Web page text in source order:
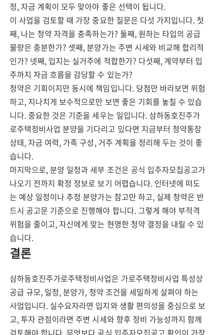
정, 자금 계획이 모두 맞아야 좋은 선택이 됩니다.
이 사업을 검토할 때 가장 중요한 질문은 다섯 가지입니다. 첫
째, 나는 청약 자격을 충족하는가? 둘째, 원하는 타입의 공급
물량은 충분한가? 셋째, 분양가는 주변 시세와 비교해 합리적
인가? 넷째, 입지는 실거주에 적합한가? 다섯째, 계약부터 입
주까지 자금 흐름을 감당할 수 있는가?
청약은 기회이지만 동시에 책임입니다. 당첨만 바라보면 위험
하고, 지나치게 보수적으로만 보면 좋은 기회를 놓칠 수 있습
니다. 중요한 것은 기준을 세우는 일입니다. 삼하동호진주가
로주택정비사업 분양을 기다리고 있다면 지금부터 청약통장
상태, 자금 여력, 가족 구성, 거주 계획을 정리해 두는 것이 좋
습니다.
마지막으로, 분양 일정과 세부 조건은 공식 입주자모집공고가
나오기 전까지 확정 정보로 보기 어렵습니다. 인터넷에 떠도
는 예상 일정이나 추정 분양가는 참고만 하고, 실제 청약은 반
드시 공고문 기준으로 진행해야 합니다. 그렇게 해야 부적격
위험을 줄이고, 자신에게 맞는 현명한 청약 결정을 내릴 수 있
습니다.
결론
삼하동호진주가로주택정비사업은 가로주택정비사업 특성상
공급 규모, 일정, 분양가, 청약 조건을 세밀하게 살펴야 하는
사업입니다. 실수요자라면 입지와 생활 편의성을 중심으로 보
고, 투자 관점이라면 주변 시세와 향후 정비 가능성까지 함께
검토해야 합니다. 무엇보다 공식 입주자모집공고 확인이 가장